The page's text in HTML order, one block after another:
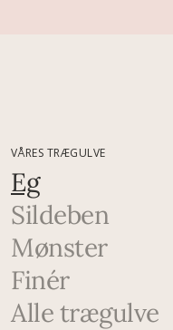
VÅRES TRÆGULVE
Eg
Sildeben
Mønster
Finér
Alle trægulve